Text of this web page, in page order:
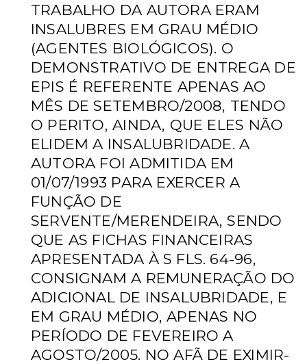
TRABALHO DA AUTORA ERAM
INSALUBRES EM GRAU MÉDIO
(AGENTES BIOLÓGICOS). O
DEMONSTRATIVO DE ENTREGA DE
EPIS É REFERENTE APENAS AO
MÊS DE SETEMBRO/2008, TENDO
O PERITO, AINDA, QUE ELES NÃO
ELIDEM A INSALUBRIDADE. A
AUTORA FOI ADMITIDA EM
01/07/1993 PARA EXERCER A
FUNÇÃO DE
SERVENTE/MERENDEIRA, SENDO
QUE AS FICHAS FINANCEIRAS
APRESENTADA À S FLS. 64-96,
CONSIGNAM A REMUNERAÇÃO DO
ADICIONAL DE INSALUBRIDADE, E
EM GRAU MÉDIO, APENAS NO
PERÍODO DE FEVEREIRO A
AGOSTO/2005. NO AFÃ DE EXIMIR-